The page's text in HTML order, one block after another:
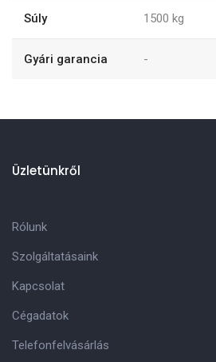
Súly 1500 kg
Gyári garancia -
Üzletünkről
Rólunk
Szolgáltatásaink
Kapcsolat
Cégadatok
Telefonfelvásárlás